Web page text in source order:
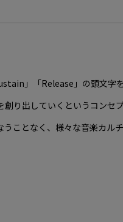
」「Release」の頭文字
り出していくというコンセ
ことなく、様々な音楽カル